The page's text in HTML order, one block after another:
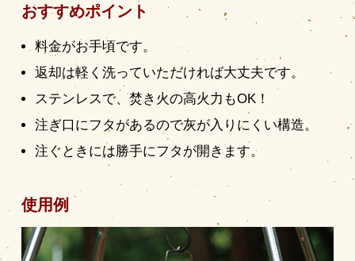
おすすめポイント
料金がお手頃です。
返却は軽く洗っていただければ大丈夫です。
ステンレスで、焚き火の高火力もOK！
注ぎ口にフタがあるので灰が入りにくい構造。
注ぐときには勝手にフタが開きます。
使用例